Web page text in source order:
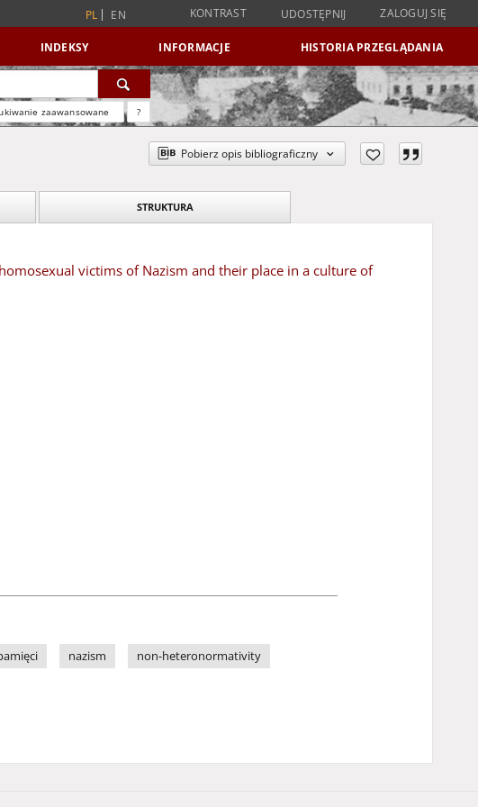
PL EN KONTRAST UDOSTĘPNIJ ZALOGUJ SIĘ
INDEKSY INFORMACJE HISTORIA PRZEGLĄDANIA
zaawansowane ?
Pobierz opis bibliograficzny
STRUKTURA
victims of Nazism and their place in a culture of
nazism
non-heteronormativity